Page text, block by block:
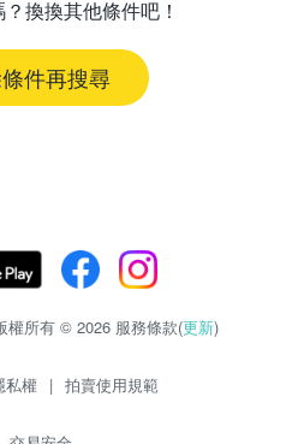
換換其他條件吧！
件再搜尋
權所有 © 2026 服務條款(更新)
私權 | 拍賣使用規範